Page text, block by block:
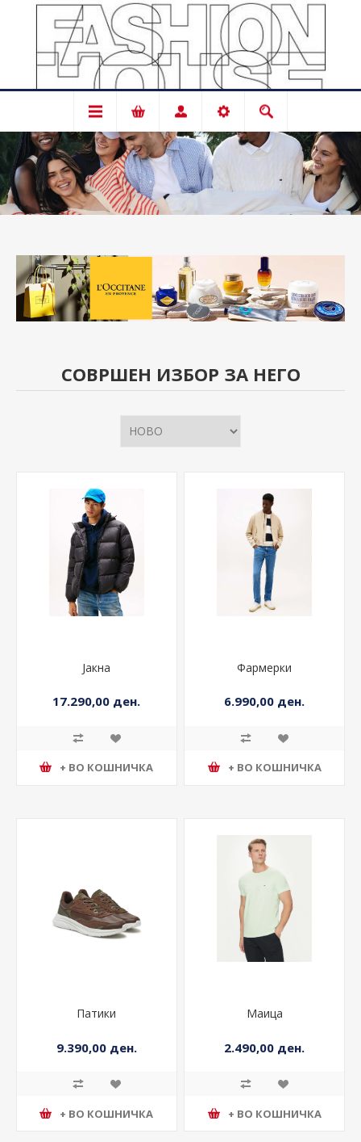
СОВРШЕН ИЗБОР ЗА НЕГО
Јакна
17.290,00 ден.
+ ВО КОШНИЧКА
Фармерки
6.990,00 ден.
+ ВО КОШНИЧКА
Патики
9.390,00 ден.
+ ВО КОШНИЧКА
Маица
2.490,00 ден.
+ ВО КОШНИЧКА